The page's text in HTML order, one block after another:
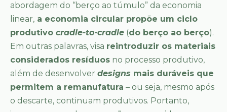
abordagem do “berço ao túmulo” da economia
linear, a economia circular propõe um ciclo
produtivo cradle-to-cradle (do berço ao berço).
Em outras palavras, visa reintroduzir os materiais
considerados resíduos no processo produtivo,
além de desenvolver designs mais duráveis que
permitem a remanufatura – ou seja, mesmo após
o descarte, continuam produtivos. Portanto,